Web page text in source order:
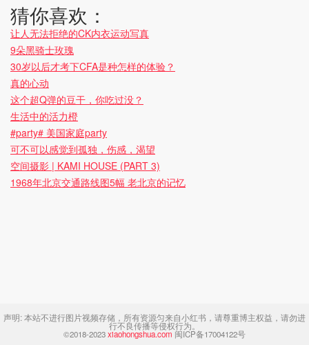
猜你喜欢：
让人无法拒绝的CK内衣运动写真
9朵黑骑士玫瑰
30岁以后才考下CFA是种怎样的体验？
真的心动
这个超Q弹的豆干，你吃过没？
生活中的活力橙
#party# 美国家庭party
可不可以感觉到孤独，伤感，渴望
空间摄影 | KAMI HOUSE (PART 3)
1968年北京交通路线图5幅 老北京的记忆
声明:本站不进行图片视频存储，所有资源匀来自小红书，请尊重博主权益，请勿进
行不良传播等侵权行为。
©2018-2023xiaohongshua.com 闽ICP备17004122号